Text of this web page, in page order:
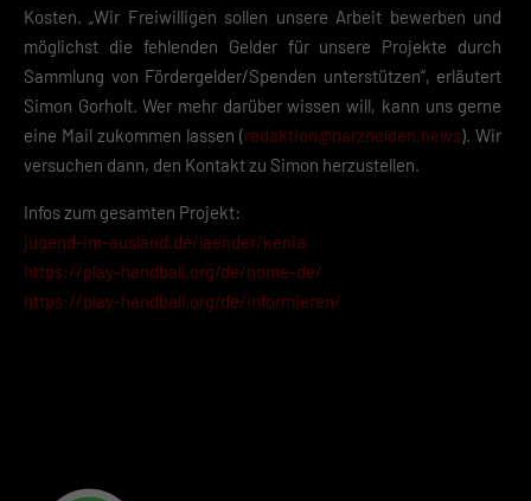
Kosten. „Wir Freiwilligen sollen unsere Arbeit bewerben und
möglichst die fehlenden Gelder für unsere Projekte durch
Sammlung von Fördergelder/Spenden unterstützen“, erläutert
Simon Gorholt. Wer mehr darüber wissen will, kann uns gerne
eine Mail zukommen lassen (redaktion@harzhelden.news). Wir
versuchen dann, den Kontakt zu Simon herzustellen.
Infos zum gesamten Projekt:
jugend-im-ausland.de/laender/kenia
https://play-handball.org/de/home-de/
https://play-handball.org/de/informieren/